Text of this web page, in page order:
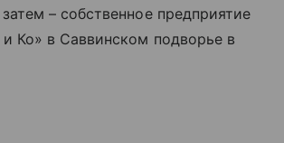
– собственное предприятие
Ко» в Саввинском подворье в